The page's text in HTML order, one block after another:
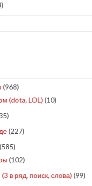
(968)
(dota, LOL) (10)
(227)
(585)
(102)
в ряд, поиск, слова) (99)